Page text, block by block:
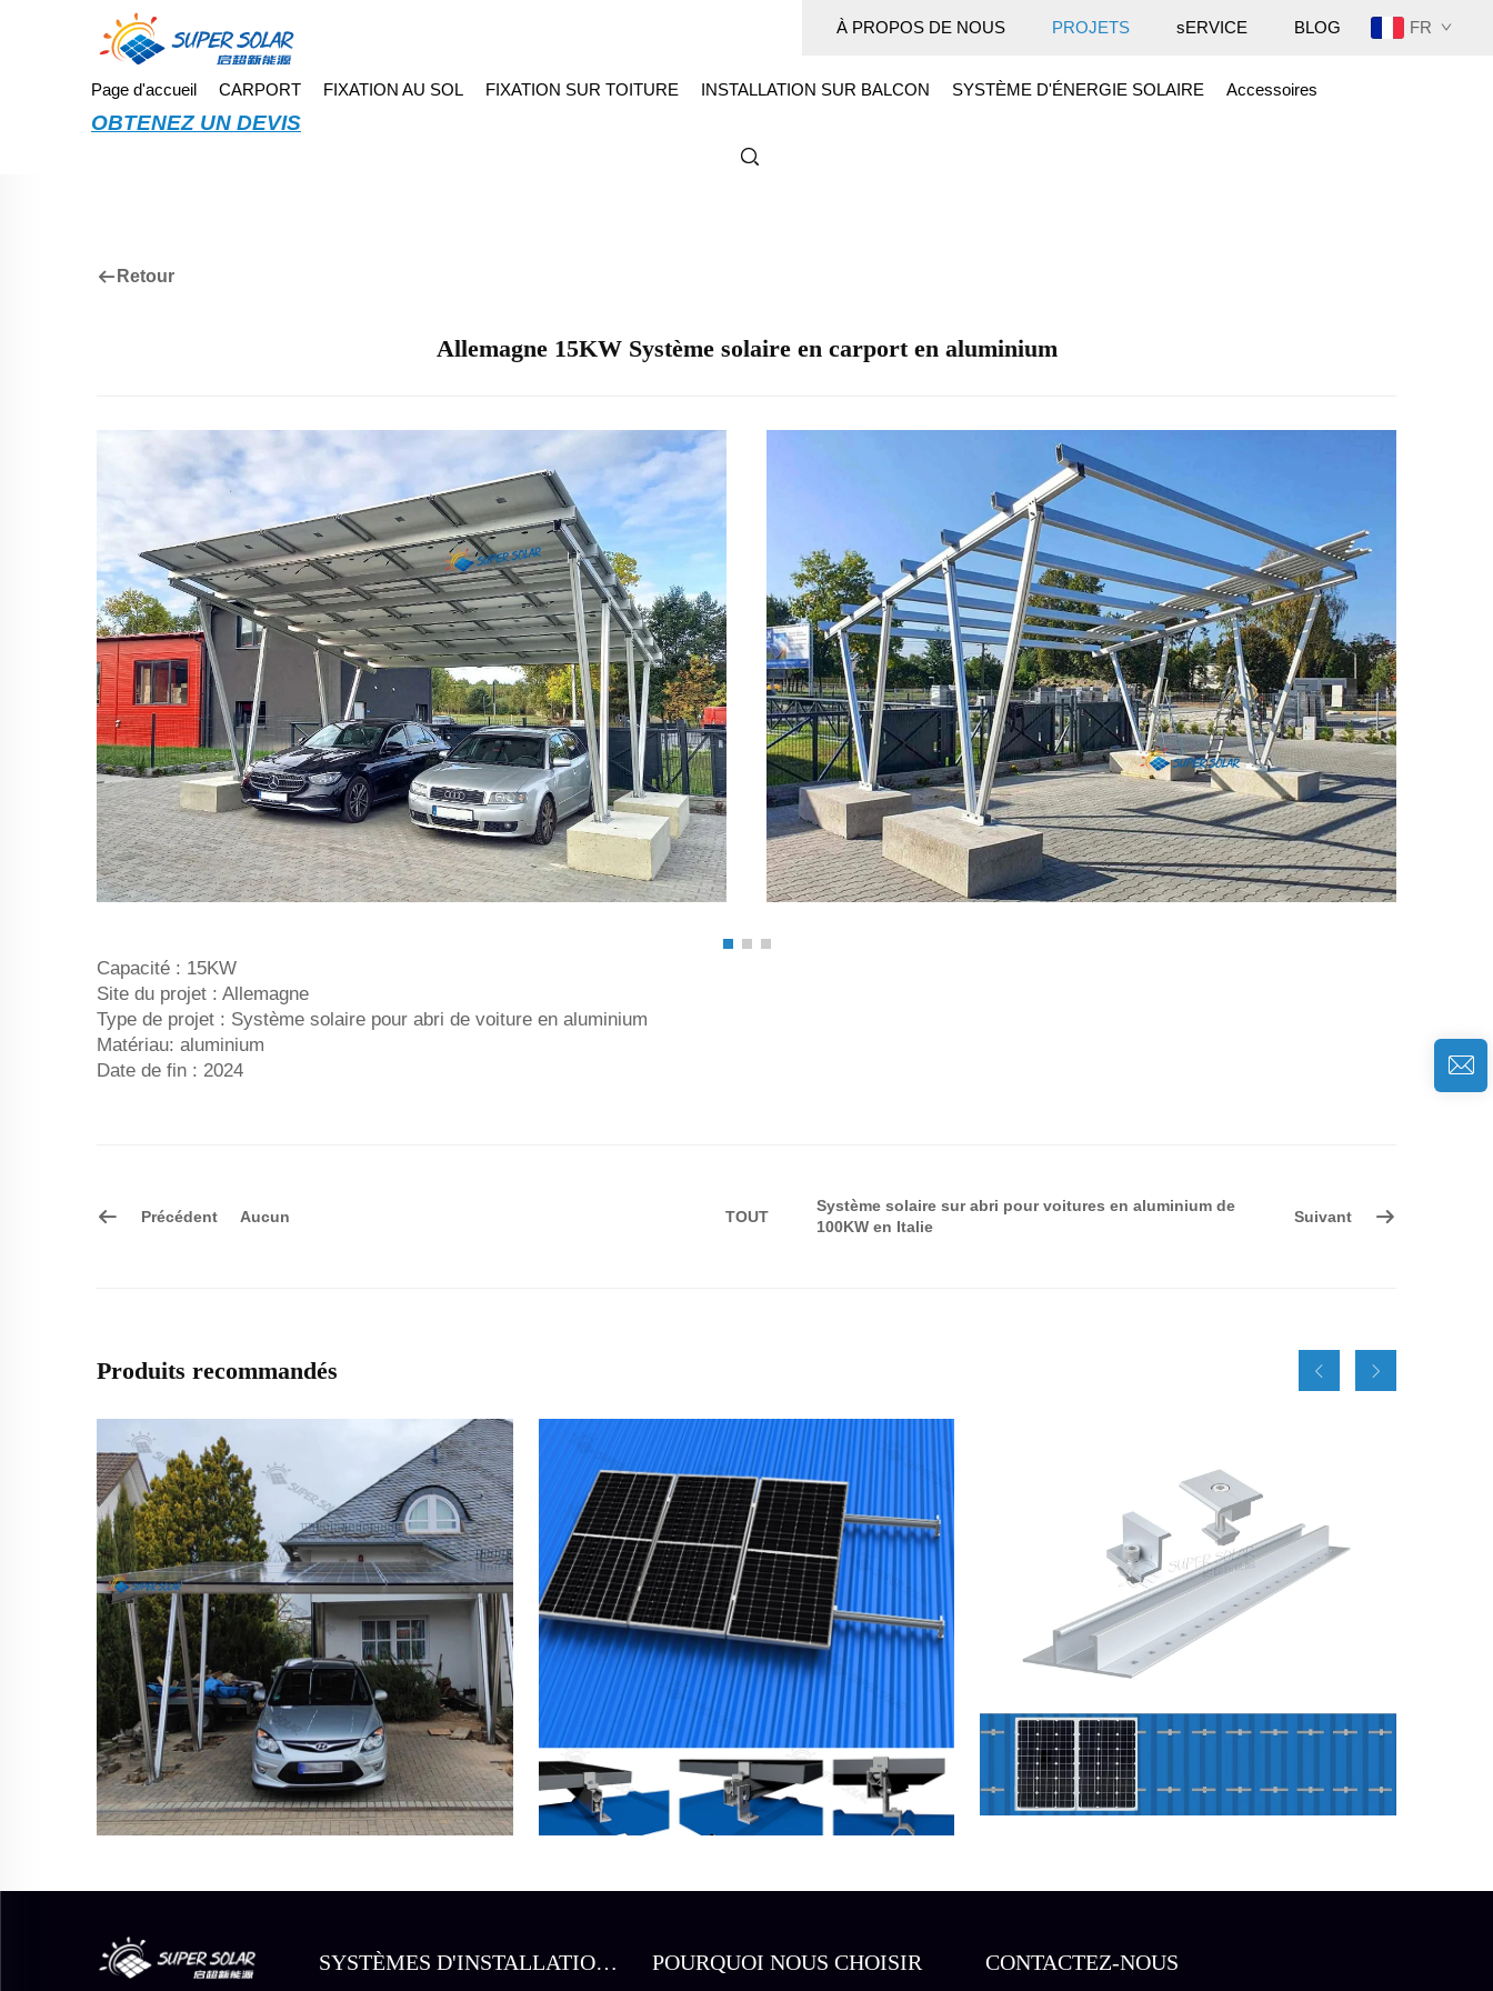
À PROPOS DE NOUS PROJETS sERVICE BLOG FR
Page d'accueil CARPORT FIXATION AU SOL FIXATION SUR TOITURE INSTALLATION SUR BALCON SYSTÈME D'ÉNERGIE SOLAIRE Accessoires
OBTENEZ UN DEVIS
Retour
Allemagne 15KW Système solaire en carport en aluminium
Capacité : 15KW
Site du projet : Allemagne
Type de projet : Système solaire pour abri de voiture en aluminium
Matériau: aluminium
Date de fin : 2024
Précédent Aucun TOUT
Système solaire sur abri pour voitures en aluminium de
100KW en Italie
Suivant
Produits recommandés
SYSTÈMES D'INSTALLATION
POURQUOI NOUS CHOISIR CONTACTEZ-NOUS